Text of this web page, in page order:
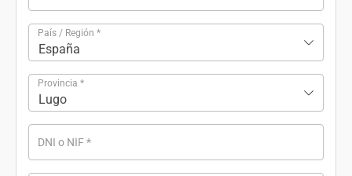
País / Región *
España
Provincia *
Lugo
DNI o NIF*